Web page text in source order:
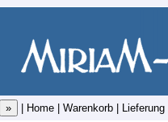
Home Warenkorb Lieferung